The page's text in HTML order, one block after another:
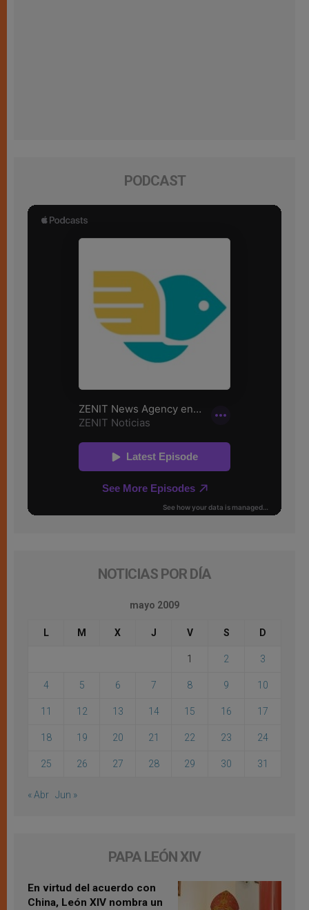
PODCAST
NOTICIAS POR DÍA
mayo 2009
L M X J V S D
1 2 3
4 5 6 7 8 9 10
11 12 13 14 15 16 17
18 19 20 21 22 23 24
25 26 27 28 29 30 31
« Abr Jun »
PAPA LEÓN XIV
En virtud del acuerdo con
China, León XIV nombra un